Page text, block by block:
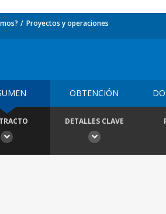
Proyectos y operaciones
OBTENCIÓN
DETALLES CLAVE